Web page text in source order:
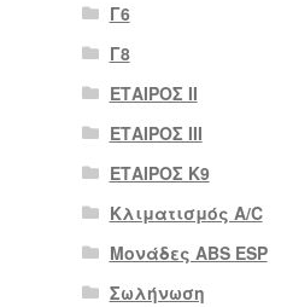
Γ6
Γ8
ΕΤΑΙΡΟΣ II
ΕΤΑΙΡΟΣ III
ΕΤΑΙΡΟΣ Κ9
Κλιματισμός A/C
Μονάδες ABS ESP
Σωλήνωση